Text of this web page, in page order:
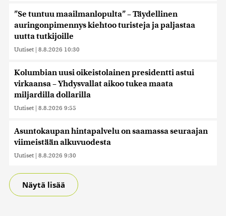
”Se tuntuu maailmanlopulta” – Täydellinen
auringonpimennys kiehtoo turisteja ja paljastaa
uutta tutkijoille
Uutiset | 8.8.2026 10:30
Kolumbian uusi oikeistolainen presidentti astui
virkaansa – Yhdysvallat aikoo tukea maata
miljardilla dollarilla
Uutiset | 8.8.2026 9:55
Asuntokaupan hintapalvelu on saamassa seuraajan
viimeistään alkuvuodesta
Uutiset | 8.8.2026 9:30
Näytä lisää